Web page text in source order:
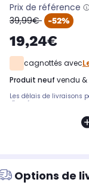
Prix de référence
oldPrice
39,99€ -52%
19,24€
cagnottés avec
produit neuf vendu &
Les délais de livraisons
d'année.
Options de